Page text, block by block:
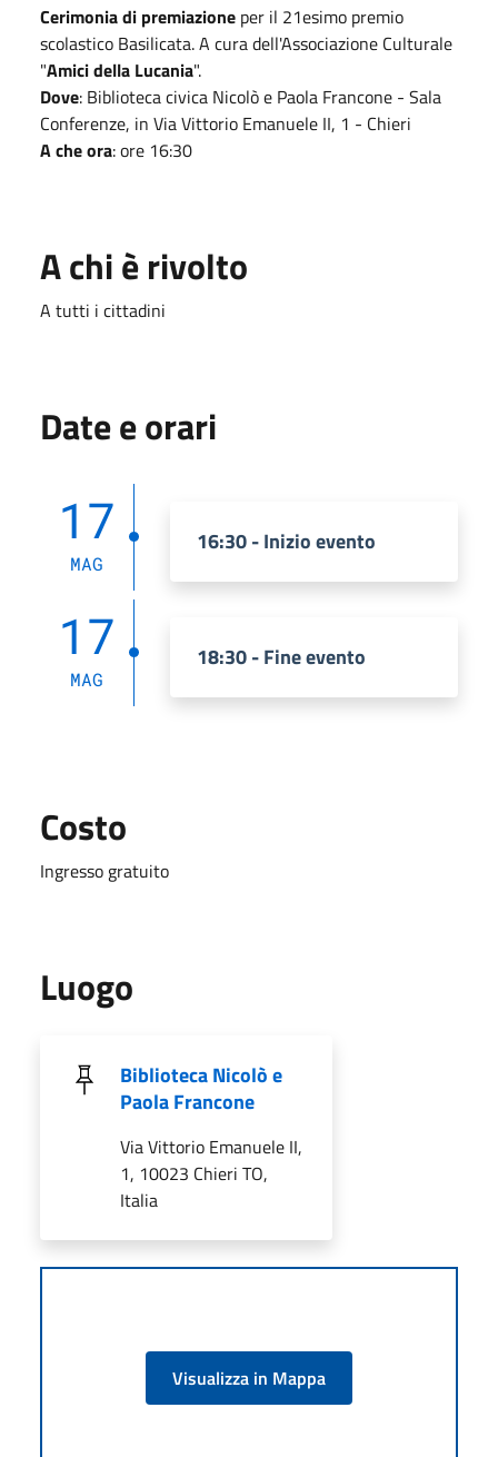
Cerimonia di premiazione per il 21esimo premio
scolastico Basilicata. A cura dell'Associazione Culturale
"Amici della Lucania".
Dove: Biblioteca civica Nicolò e Paola Francone - Sala
Conferenze, in Via Vittorio Emanuele II, 1 - Chieri
A che ora: ore 16:30
A chi è rivolto
A tutti i cittadini
Date e orari
17
MAG
16:30 - Inizio evento
17
MAG
18:30 - Fine evento
Costo
Ingresso gratuito
Luogo
Biblioteca Nicolò e
Paola Francone
Via Vittorio Emanuele II,
1, 10023 Chieri TO,
Italia
Visualizza in Mappa